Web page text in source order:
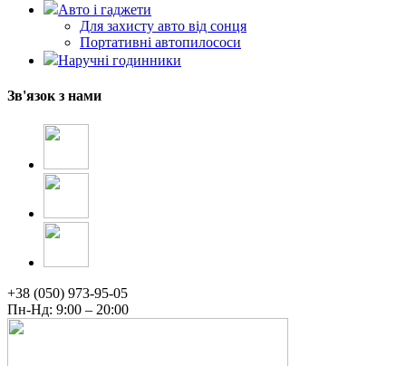
Авто і гаджети
Для захисту авто від сонця
Портативні автопилососи
Наручні годинники
Зв'язок з нами
+38 (050) 973-95-05
Пн-Нд: 9:00 – 20:00